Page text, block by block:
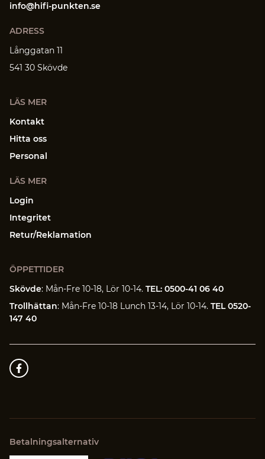
info@hifi-punkten.se
ADRESS
Långgatan 11
541 30 Skövde
LÄS MER
Kontakt
Hitta oss
Personal
LÄS MER
Login
Integritet
Retur/Reklamation
ÖPPETTIDER
Skövde: Mån-Fre 10-18, Lör 10-14. TEL: 0500-41 06 40
Trollhättan: Mån-Fre 10-18 Lunch 13-14, Lör 10-14. TEL 0520-
147 40
Betalningsalternativ